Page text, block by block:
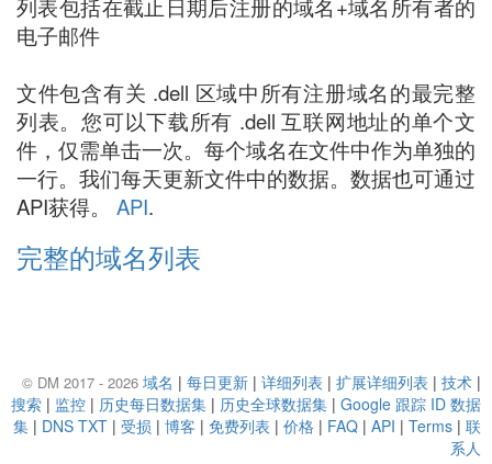
列表包括在截止日期后注册的域名+域名所有者的
电子邮件
文件包含有关 .dell 区域中所有注册域名的最完整
列表。您可以下载所有 .dell 互联网地址的单个文
件，仅需单击一次。每个域名在文件中作为单独的
一行。我们每天更新文件中的数据。数据也可通过
API获得。 API.
完整的域名列表
© DM 2017 - 2026 域名 | 每日更新 | 详细列表 | 扩展详细列表 | 技术 |
搜索 | 监控 | 历史每日数据集 | 历史全球数据集 | Google 跟踪 ID 数据
集 | DNS TXT | 受损 | 博客 | 免费列表 | 价格 | FAQ | API | Terms | 联
系人